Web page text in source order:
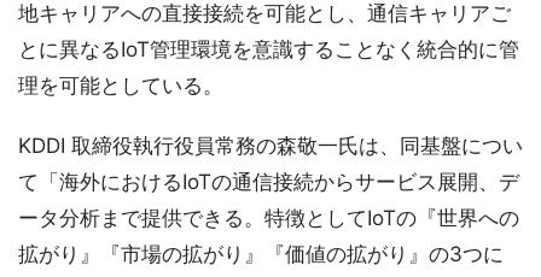
地キャリアへの直接接続を可能とし、通信キャリアご
とに異なるIoT管理環境を意識することなく統合的に管
理を可能としている。
KDDI 取締役執行役員常務の森敬一氏は、同基盤につい
て「海外におけるIoTの通信接続からサービス展開、デ
ータ分析まで提供できる。特徴としてIoTの『世界への
拡がり』『市場の拡がり』『価値の拡がり』の3つに